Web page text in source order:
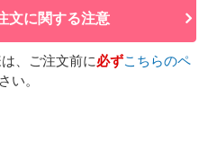
文に関する注意
、ご注文前に必ずこちらのペ
い。